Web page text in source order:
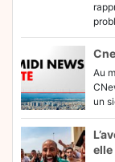
Au
un
elle